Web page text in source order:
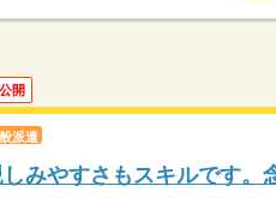
開
派遣
みやすさもスキルです。